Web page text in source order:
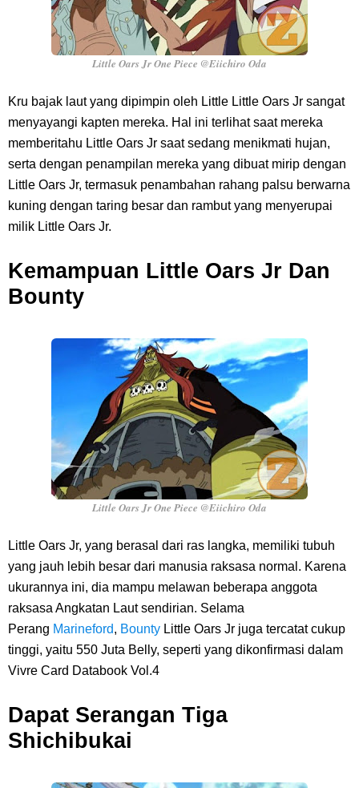
Little Oars Jr One Piece @Eiichiro Oda
Kru bajak laut yang dipimpin oleh Little Little Oars Jr sangat
menyayangi kapten mereka. Hal ini terlihat saat mereka
memberitahu Little Oars Jr saat sedang menikmati hujan,
serta dengan penampilan mereka yang dibuat mirip dengan
Little Oars Jr, termasuk penambahan rahang palsu berwarna
kuning dengan taring besar dan rambut yang menyerupai
milik Little Oars Jr.
Kemampuan Little Oars Jr Dan
Bounty
Little Oars Jr One Piece @Eiichiro Oda
Little Oars Jr, yang berasal dari ras langka, memiliki tubuh
yang jauh lebih besar dari manusia raksasa normal. Karena
ukurannya ini, dia mampu melawan beberapa anggota
raksasa Angkatan Laut sendirian. Selama
Perang Marineford, Bounty Little Oars Jr juga tercatat cukup
tinggi, yaitu 550 Juta Belly, seperti yang dikonfirmasi dalam
Vivre Card Databook Vol.4
Dapat Serangan Tiga
Shichibukai